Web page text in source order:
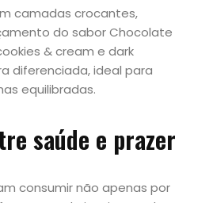
camadas crocantes,
do sabor Chocolate
& cream e dark
diferenciada, ideal para
equilibradas.
saúde e prazer
consumir não apenas por